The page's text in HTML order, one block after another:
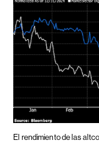
El rendimiento de las